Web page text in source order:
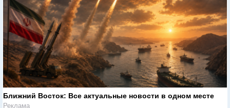
Ближний Восток: Все актуальные новости в одном месте
Реклама